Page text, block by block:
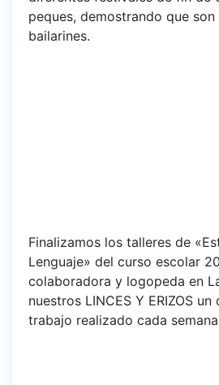
peques, demostrando que
bailarines.
Finalizamos los talleres de
Lenguaje» del curso escolar
colaboradora y logopeda en
nuestros LINCES Y ERIZOS
trabajo realizado cada